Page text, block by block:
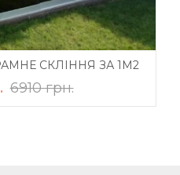
СКЛІННЯ ЗА 1М2
6910 грн.